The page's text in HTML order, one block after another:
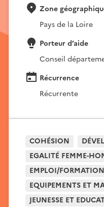
Zone
Pays de la Loire
Porteur d’aide
Conseil
Récurrence
Récurrente
COHÉSION
EGALITÉ FEMME-
EMPLOI/FORMATION
EQUIPEMENTS ET
JEUNESSE ET